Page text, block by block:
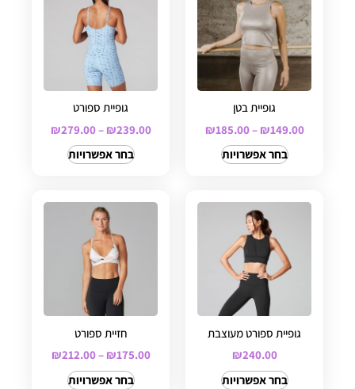
גופיית בטן
₪149.00
–
₪185.00
בחר אפשרויות
גופיית ספורט
₪239.00
–
₪279.00
בחר אפשרויות
גופיית ספורט מעוצבת
₪240.00
בחר אפשרויות
חזיית ספורט
₪175.00
–
₪212.00
בחר אפשרויות